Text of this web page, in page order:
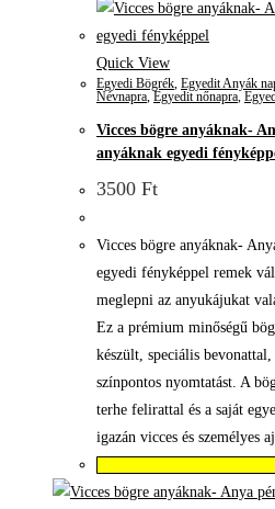
Quick View
Egyedi Bögrék, Egyedit Anyák
Névnapra, Egyedit nőnapra,
Vicces bögre anyáknak-
anyáknak egyedi
3500 Ft
Vicces bögre anyáknak-
egyedi fényképpel remek
meglepni az anyukájukat
Ez a prémium minőségű
készült, speciális
színpontos nyomtatást. A
terhe felirattal és a saját
igazán vicces és személyes